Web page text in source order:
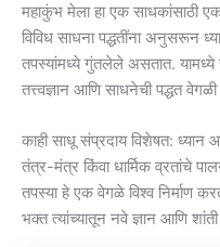
महाकुंभ मेला हा एक साधकांसाठी
विविध साधना पद्धतींना अनुसरून
तपस्यांमध्ये गुंतलेले असतात. यामध्ये
तत्त्वज्ञान आणि साधनेची पद्धत
काही साधू संप्रदाय विशेषत: ध्यान
तंत्र-मंत्र किंवा धार्मिक व्रतांचे
तपस्या हे एक वेगळे विश्व निर्माण
भक्त त्यांच्यातून नवे ज्ञान आणि